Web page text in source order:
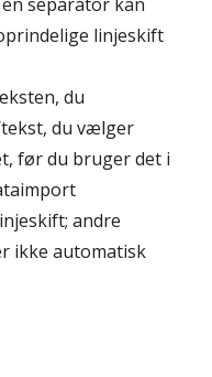
linjeskift
du
du vælger
før du bruger det i
andre
ikke automatisk